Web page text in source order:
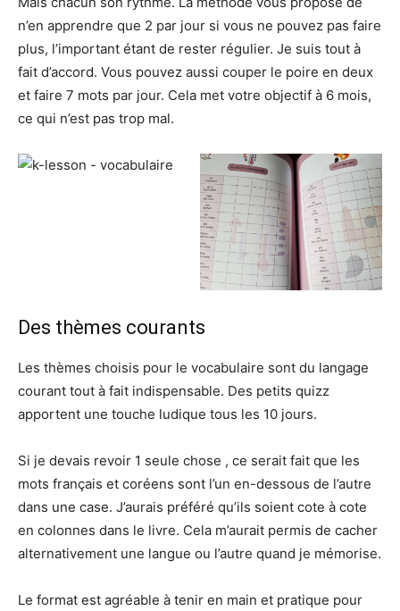
n’en apprendre que 2 par jour si vous ne pouvez pas faire
plus, l’important étant de rester régulier. Je suis tout à
fait d’accord. Vous pouvez aussi couper le poire en deux
et faire 7 mots par jour. Cela met votre objectif à 6 mois,
ce qui n’est pas trop mal.
Des thèmes courants
Les thèmes choisis pour le vocabulaire sont du langage
courant tout à fait indispensable. Des petits quizz
apportent une touche ludique tous les 10 jours.
Si je devais revoir 1 seule chose , ce serait fait que les
mots français et coréens sont l’un en-dessous de l’autre
dans une case. J’aurais préféré qu’ils soient cote à cote
en colonnes dans le livre. Cela m’aurait permis de cacher
alternativement une langue ou l’autre quand je mémorise.
Le format est agréable à tenir en main et pratique pour